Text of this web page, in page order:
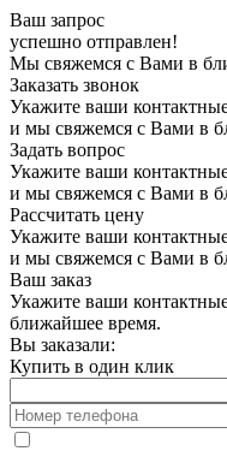
Ваш запрос
успешно отправлен!
Мы свяжемся с Вами в
Заказать звонок
Укажите ваши
и мы свяжемся с Вами в
Задать вопрос
Укажите ваши
и мы свяжемся с Вами в
Рассчитать цену
Укажите ваши
и мы свяжемся с Вами в
Ваш заказ
Укажите ваши
ближайшее время.
Вы заказали:
Купить в один клик